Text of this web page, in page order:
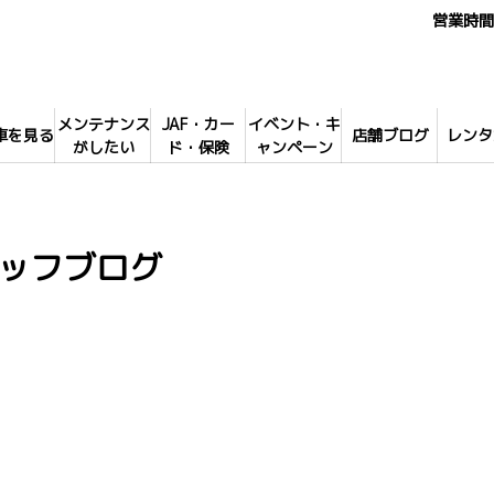
を見る
メンテナンス
がしたい
JAF・カー
ド・保険
イベント・キ
ャンペーン
店舗ブログ レン
営業時
フブログ